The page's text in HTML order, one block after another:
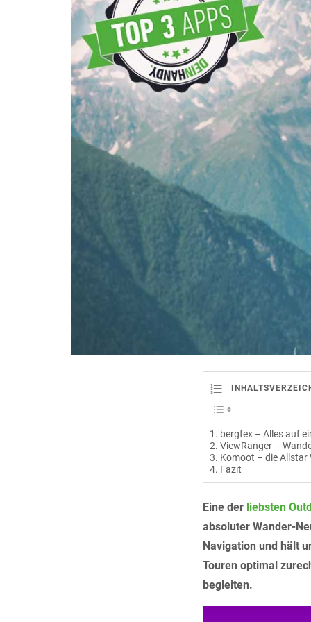
bergfex – Alles auf
ViewRanger –
Komoot – die Allstar
Fazit
Eine der liebsten
absoluter Wander-
Navigation und hält
Touren optimal
begleiten.